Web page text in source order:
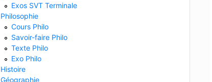
Exos SVT Terminale
Philosophie
Cours Philo
Savoir-faire Philo
Texte Philo
Exo Philo
Histoire
Géographie